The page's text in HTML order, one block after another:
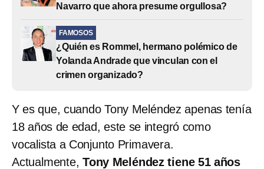
Navarro que ahora presume orgullosa?
FAMOSOS
¿Quién es Rommel, hermano polémico de
Yolanda Andrade que vinculan con el
crimen organizado?
Y es que, cuando Tony Meléndez apenas tenía
18 años de edad, este se integró como
vocalista a Conjunto Primavera.
Actualmente, Tony Meléndez tiene 51 años